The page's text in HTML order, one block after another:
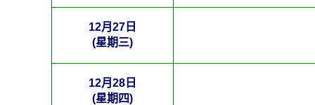
12月27日
(星期三)
12月28日
(星期四)